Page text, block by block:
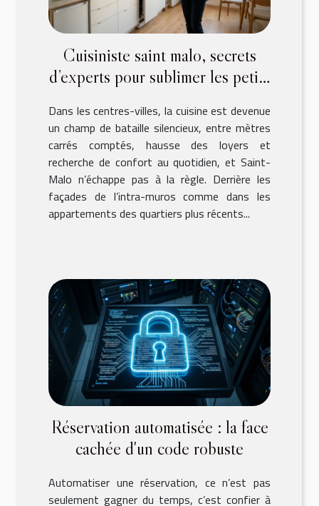
Cuisiniste saint malo, secrets
d’experts pour sublimer les petits
Dans les centres-villes, la cuisine est devenue
un champ de bataille silencieux, entre mètres
carrés comptés, hausse des loyers et
recherche de confort au quotidien, et Saint-
Malo n’échappe pas à la règle. Derrière les
façades de l’intra-muros comme dans les
appartements des quartiers plus récents...
Réservation automatisée : la face
cachée d'un code robuste
Automatiser une réservation, ce n’est pas
seulement gagner du temps, c’est confier à